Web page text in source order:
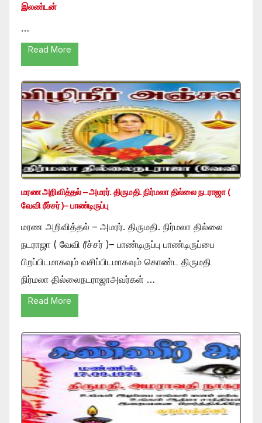
இலண்டன்
…
Read More
மரண அறிவித்தல் – அமரர். திருமதி. நிர்மலா தில்லை நடராஜா (
வேவி ரீச்சர் )– பாண்டிருப்பு
மரண அறிவித்தல் – அமரர். திருமதி. நிர்மலா தில்லை
நடராஜா ( வேவி ரீச்சர் )– பாண்டிருப்பு பாண்டிருப்பை
பிறப்பிடமாகவும் வசிப்பிடமாகவும் கொண்ட திருமதி
நிர்மலா தில்லைநடராஜாஅவர்கள் …
Read More